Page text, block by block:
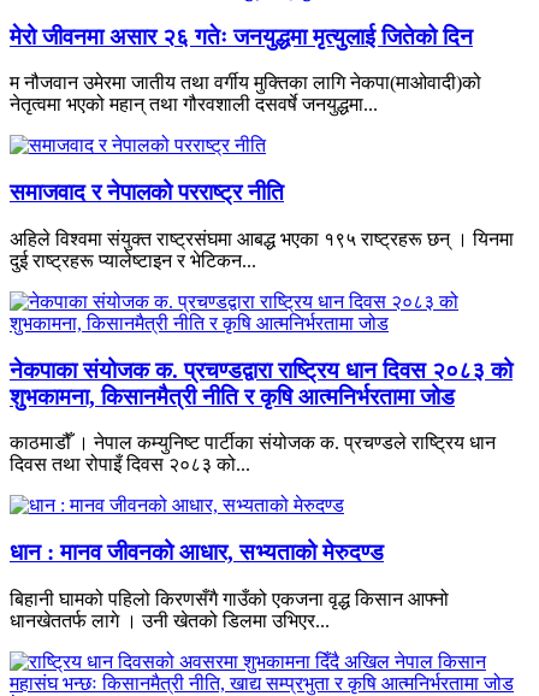
मेरो जीवनमा असार २६ गतेः जनयुद्धमा मृत्युलाई जितेको दिन
म नौजवान उमेरमा जातीय तथा वर्गीय मुक्तिका लागि नेकपा(माओवादी)को
नेतृत्वमा भएको महान् तथा गौरवशाली दसवर्षे जनयुद्धमा...
समाजवाद र नेपालको परराष्ट्र नीति
अहिले विश्वमा संयुक्त राष्ट्रसंघमा आबद्ध भएका १९५ राष्ट्रहरू छन् । यिनमा
दुई राष्ट्रहरू प्यालेष्टाइन र भेटिकन...
नेकपाका संयोजक क. प्रचण्डद्वारा राष्ट्रिय धान दिवस २०८३ को
शुभकामना, किसानमैत्री नीति र कृषि आत्मनिर्भरतामा जोड
काठमाडौँ । नेपाल कम्युनिष्ट पार्टीका संयोजक क. प्रचण्डले राष्ट्रिय धान
दिवस तथा रोपाइँ दिवस २०८३ को...
धान : मानव जीवनको आधार, सभ्यताको मेरुदण्ड
बिहानी घामको पहिलो किरणसँगै गाउँको एकजना वृद्ध किसान आफ्नो
धानखेततर्फ लागे । उनी खेतको डिलमा उभिएर...